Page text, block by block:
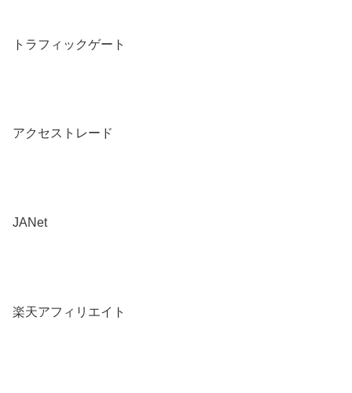
トラフィックゲート
アクセストレード
JANet
楽天アフィリエイト